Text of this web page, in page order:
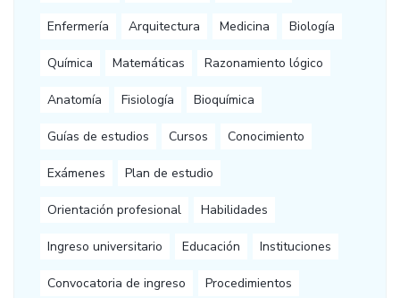
Enfermería Arquitectura Medicina Biología
Química Matemáticas Razonamiento lógico
Anatomía Fisiología Bioquímica
Guías de estudios Cursos Conocimiento
Exámenes Plan de estudio
Orientación profesional Habilidades
Ingreso universitario Educación Instituciones
Convocatoria de ingreso Procedimientos